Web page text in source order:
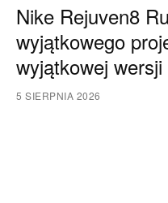
Nike Rejuven8
wyjątkowego
wyjątkowej wersji
5 SIERPNIA 2026